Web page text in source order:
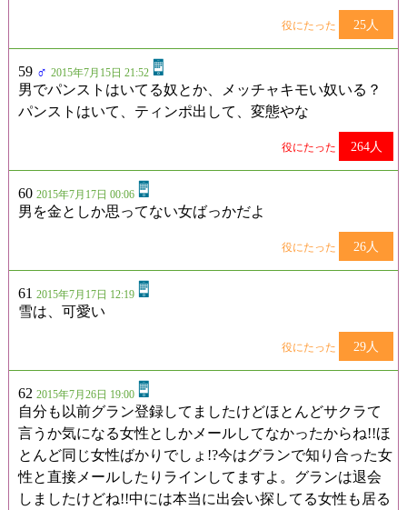
役にたった 25人
59 ♂ 2015年7月15日 21:52
男でパンストはいてる奴とか、メッチャキモい奴いる？
パンストはいて、ティンポ出して、変態やな
役にたった 264人
60 2015年7月17日 00:06
男を金としか思ってない女ばっかだよ
役にたった 26人
61 2015年7月17日 12:19
雪は、可愛い
役にたった 29人
62 2015年7月26日 19:00
自分も以前グラン登録してましたけどほとんどサクラて
言うか気になる女性としかメールしてなかったからね!!ほ
とんど同じ女性ばかりでしょ!?今はグランで知り合った女
性と直接メールしたりラインしてますよ。グランは退会
しましたけどね!!中には本当に出会い探してる女性も居る